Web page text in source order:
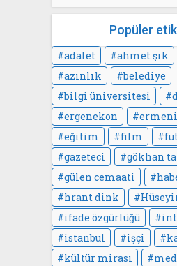
Popüler
adalet ahmet şık
azınlık
belediye
bilgi üniversitesi
ergenekon
ermeni
eğitim
film
gazeteci
gökhan
gülen cemaati
hrant dink
ifade özgürlüğü
istanbul
işçi
kültür mirası